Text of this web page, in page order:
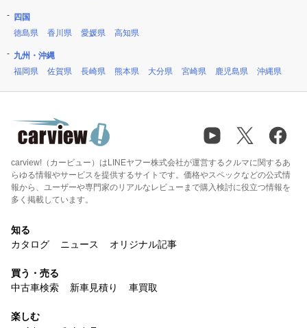
四国
徳島県
香川県 愛媛県 高知県
九州・沖縄
福岡県
佐賀県 長崎県 熊本県 大分県 宮崎県 鹿児島県 沖縄県
carview!（カービュー）はLINEヤフー株式会社が運営するクルマに関するあ
らゆる情報やサービスを提供するサイトです。価格やスペックなどの公式情
報から、ユーザーや専門家のリアルなレビューまで購入検討に役立つ情報を
多く掲載しています。
知る
カタログ
ニュース オリジナル記事
買う・売る
中古車検索
新車見積り 車買取
楽しむ